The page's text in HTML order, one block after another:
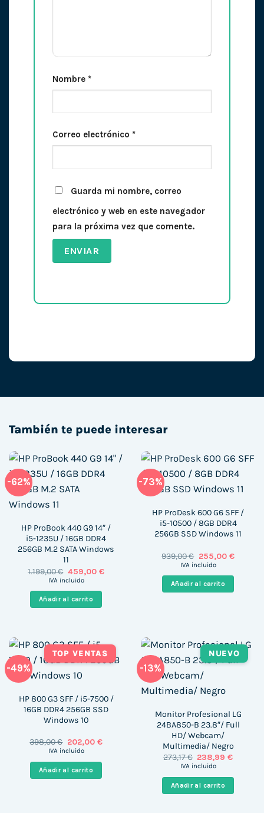
Nombre *
Correo electrónico *
Guarda mi nombre, correo
electrónico y web en este navegador
para la próxima vez que comente.
También te puede interesar
-62%
HP ProBook 440 G9 14″ /
i5-1235U / 16GB DDR4
256GB M.2 SATA Windows
11
1.199,00€ El
precio
era:
1.199,00 €.
459,00 €El
IVA incluido
Añadir al carrito
-73%
HP ProDesk 600 G6 SFF /
i5-10500 / 8GB DDR4
256GB SSD Windows 11
939,00€ El
precio
era:
939,00 €.
255,00 €El
es:
255,00
IVA incluido
Añadir al carrito
-49%
TOP VENTAS
HP 800 G3 SFF / i5-7500 /
16GB DDR4 256GB SSD
Windows 10
398,00€ El
precio
era:
398,00 €.
202,00 €El
es:
IVA incluido
Añadir al carrito
-13%
NUEVO
Monitor Profesional LG
24BA850-B 23.8″/ Full
HD/ Webcam/
Multimedia/ Negro
273,17€ El
precio
era:
273,17 €.
238,99€El
es:
IVA incluido
Añadir al carrito